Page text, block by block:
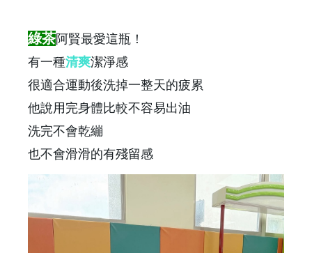
綠茶阿賢最愛這瓶！
有一種清爽潔淨感
很適合運動後洗掉一整天的疲累
他說用完身體比較不容易出油
洗完不會乾繃
也不會滑滑的有殘留感